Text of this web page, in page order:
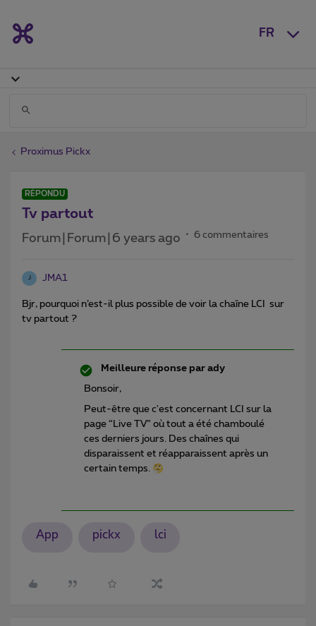
FR
Proximus Pickx
RÉPONDU
Tv partout
Forum|Forum|6 years ago 6 commentaires
J JMA1
Bjr, pourquoi n’est-il plus possible de voir la chaîne LCI sur
tv partout ?
Meilleure réponse par ady
Bonsoir,
Peut-être que c'est concernant LCI sur la
page “Live TV” où tout a été chamboulé
ces derniers jours. Des chaînes qui
disparaissent et réapparaissent après un
certain temps.
App pickx lci